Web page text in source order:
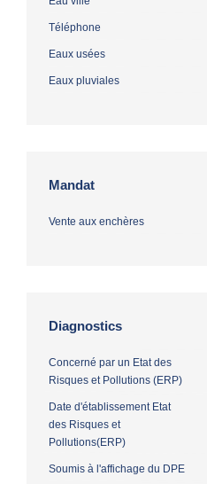
Téléphone
Eaux usées
Eaux pluviales
Mandat
Vente aux enchères
Diagnostics
Concerné par un Etat des
Risques et Pollutions (ERP)
Date d'établissement Etat
des Risques et
Pollutions(ERP)
Soumis à l'affichage du DPE